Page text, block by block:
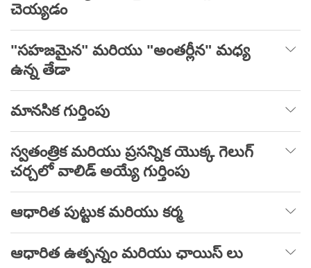
చెయ్యడం
"సహజమైన" మరియు "అంతర్లీన" మధ్య
ఉన్న తేడా
మానసిక గుర్తింపు
స్వతంత్రిక మరియు ప్రసన్నిక యొక్క గెలుగ్
చర్చలో వాలిడ్ అయ్యే గుర్తింపు
ఆధారిత పుట్టుక మరియు కర్మ
ఆధారిత ఉత్పన్నం మరియు ఛాయిస్ లు